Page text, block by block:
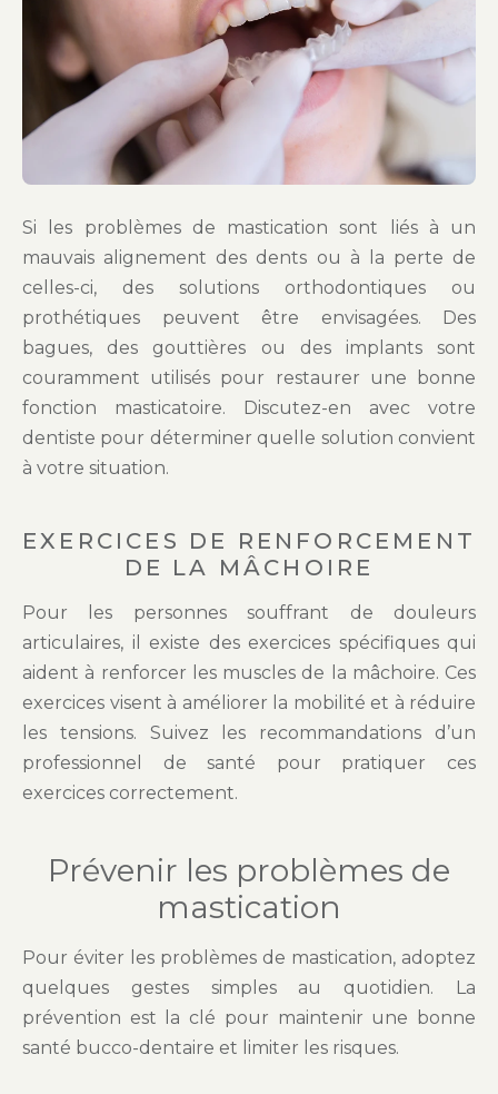
Si les problèmes de mastication sont liés à un
mauvais alignement des dents ou à la perte de
celles-ci, des solutions orthodontiques ou
prothétiques peuvent être envisagées. Des
bagues, des gouttières ou des implants sont
couramment utilisés pour restaurer une bonne
fonction masticatoire. Discutez-en avec votre
dentiste pour déterminer quelle solution convient
à votre situation.
EXERCICES DE RENFORCEMENT
DE LA MÂCHOIRE
Pour les personnes souffrant de douleurs
articulaires, il existe des exercices spécifiques qui
aident à renforcer les muscles de la mâchoire. Ces
exercices visent à améliorer la mobilité et à réduire
les tensions. Suivez les recommandations d’un
professionnel de santé pour pratiquer ces
exercices correctement.
Prévenir les problèmes de
mastication
Pour éviter les problèmes de mastication, adoptez
quelques gestes simples au quotidien. La
prévention est la clé pour maintenir une bonne
santé bucco-dentaire et limiter les risques.